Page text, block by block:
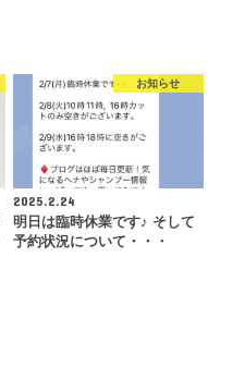
お知らせ
2025.2.24
明日は臨時休業です♪ そして
予約状況について・・・